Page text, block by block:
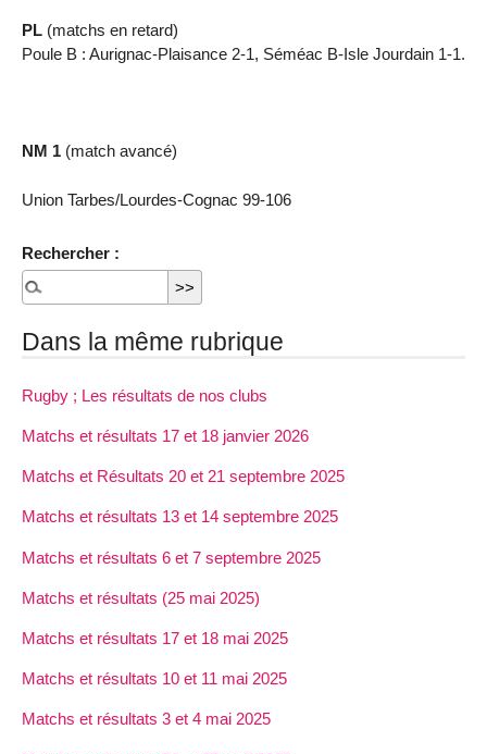
PL (matchs en retard)
Poule B : Aurignac-Plaisance 2-1, Séméac B-Isle Jourdain 1-1.
NM 1 (match avancé)
Union Tarbes/Lourdes-Cognac 99-106
Rechercher :
Dans la même rubrique
Rugby ; Les résultats de nos clubs
Matchs et résultats 17 et 18 janvier 2026
Matchs et Résultats 20 et 21 septembre 2025
Matchs et résultats 13 et 14 septembre 2025
Matchs et résultats 6 et 7 septembre 2025
Matchs et résultats (25 mai 2025)
Matchs et résultats 17 et 18 mai 2025
Matchs et résultats 10 et 11 mai 2025
Matchs et résultats 3 et 4 mai 2025